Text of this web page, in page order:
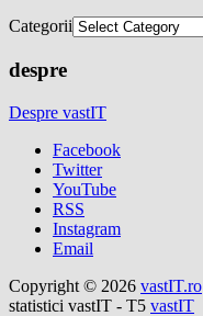
Categorii
despre
Despre vastIT
Facebook
Twitter
YouTube
RSS
Instagram
Email
Copyright © 2026 vastIT.ro
statistici vastIT - T5 vastIT